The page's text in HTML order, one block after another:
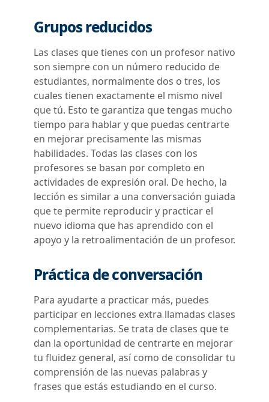
Grupos reducidos
Las clases que tienes con un profesor nativo
son siempre con un número reducido de
estudiantes, normalmente dos o tres, los
cuales tienen exactamente el mismo nivel
que tú. Esto te garantiza que tengas mucho
tiempo para hablar y que puedas centrarte
en mejorar precisamente las mismas
habilidades. Todas las clases con los
profesores se basan por completo en
actividades de expresión oral. De hecho, la
lección es similar a una conversación guiada
que te permite reproducir y practicar el
nuevo idioma que has aprendido con el
apoyo y la retroalimentación de un profesor.
Práctica de conversación
Para ayudarte a practicar más, puedes
participar en lecciones extra llamadas clases
complementarias. Se trata de clases que te
dan la oportunidad de centrarte en mejorar
tu fluidez general, así como de consolidar tu
comprensión de las nuevas palabras y
frases que estás estudiando en el curso.